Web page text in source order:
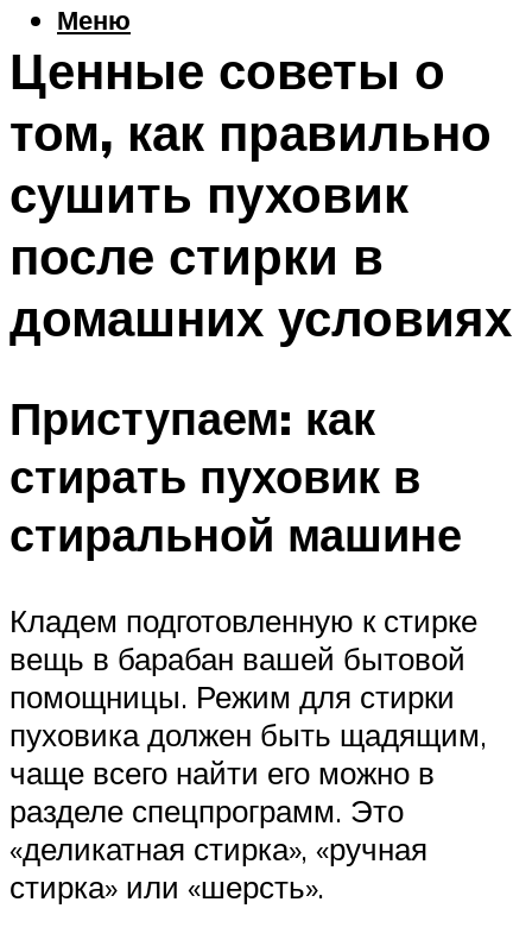
Меню
Ценные советы о
том, как правильно
сушить пуховик
после стирки в
домашних условиях
Приступаем: как
стирать пуховик в
стиральной машине
Кладем подготовленную к стирке
вещь в барабан вашей бытовой
помощницы. Режим для стирки
пуховика должен быть щадящим,
чаще всего найти его можно в
разделе спецпрограмм. Это
«деликатная стирка», «ручная
стирка» или «шерсть».